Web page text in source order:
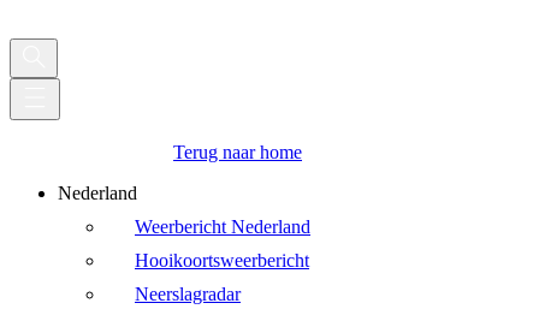
Terug naar home
Nederland
Weerbericht Nederland
Hooikoortsweerbericht
Neerslagradar